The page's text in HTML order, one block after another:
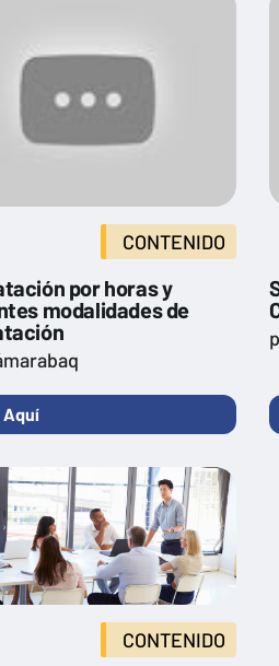
CONTENIDO
por horas y
modalidades de
Aquí
CONTENIDO